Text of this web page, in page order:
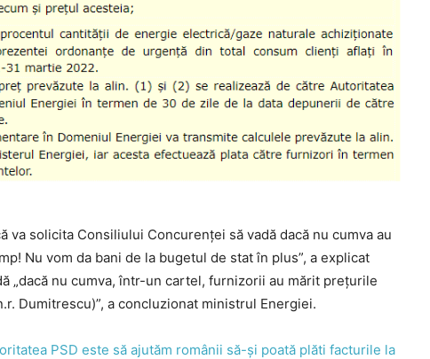
va solicita Consiliului Concurenței să vadă dacă nu cumva au
Nu vom da bani de la bugetul de stat în plus”, a explicat
„dacă nu cumva, într-un cartel, furnizorii au mărit prețurile
Dumitrescu)”, a concluzionat ministrul Energiei.
PSD este să ajutăm românii să-și poată plăti facturile la